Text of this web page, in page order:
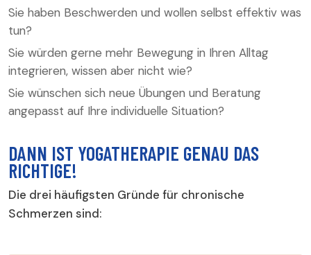
Sie haben Beschwerden und wollen selbst effektiv was
tun?
Sie würden gerne mehr Bewegung in Ihren Alltag
integrieren, wissen aber nicht wie?
Sie wünschen sich neue Übungen und Beratung
angepasst auf Ihre individuelle Situation?
DANN IST YOGATHERAPIE GENAU DAS
RICHTIGE!
Die drei häufigsten Gründe für chronische
Schmerzen sind: